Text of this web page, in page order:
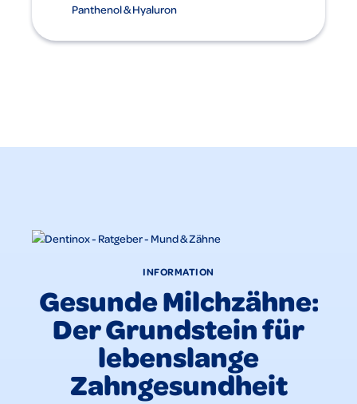
Panthenol & Hyaluron
INFORMATION
Gesunde Milchzähne:
Der Grundstein für
lebenslange
Zahngesundheit